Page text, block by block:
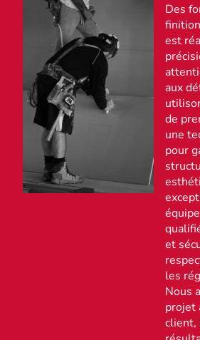
Des
est
aux
de
une
pour
et
les
Nous
projet
client,